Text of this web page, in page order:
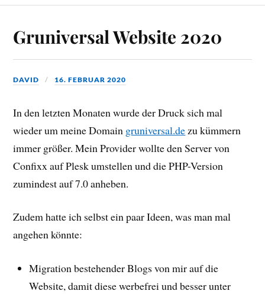
Gruniversal Website 2020
DAVID 16. FEBRUAR 2020
In den letzten Monaten wurde der Druck sich mal
wieder um meine Domain gruniversal.de zu kümmern
immer größer. Mein Provider wollte den Server von
Confixx auf Plesk umstellen und die PHP-Version
zumindest auf 7.0 anheben.
Zudem hatte ich selbst ein paar Ideen, was man mal
angehen könnte:
Migration bestehender Blogs von mir auf die
Website, damit diese werbefrei und besser unter